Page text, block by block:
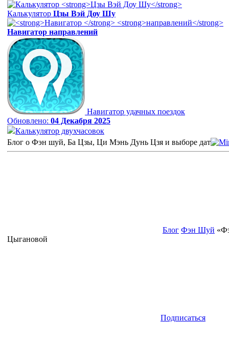
Калькулятор Цзы Вэй Доу Шу
Навигатор направлений
Навигатор удачных поездок
Обновлено: 04 Декабря 2025
Калькулятор двухчасовок
Блог о Фэн шуй, Ба Цзы, Ци Мэнь Дунь Цзя и выборе дат
Блог Фэн Шуй
Цыгановой
Подписаться